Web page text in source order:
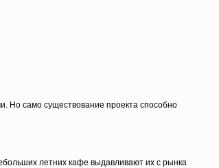
Но само существование проекта способно
летних кафе выдавливают их с рынка